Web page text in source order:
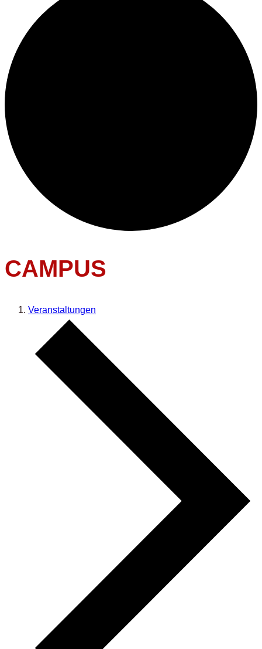
CAMPUS
Veranstaltungen